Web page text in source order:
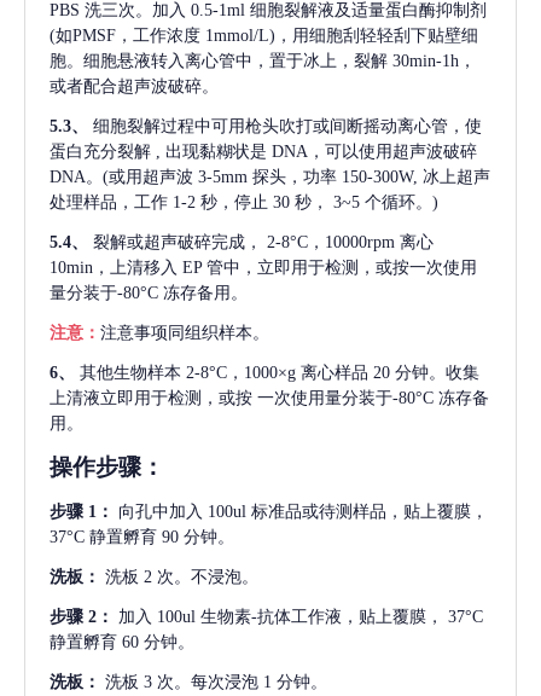
PBS 洗三次。加入 0.5-1ml 细胞裂解液及适量蛋白酶抑制剂
(如PMSF，工作浓度 1mmol/L)，用细胞刮轻轻刮下贴壁细
胞。细胞悬液转入离心管中，置于冰上，裂解 30min-1h，
或者配合超声波破碎。
5.3、
细胞裂解过程中可用枪头吹打或间断摇动离心管，使
蛋白充分裂解 , 出现黏糊状是 DNA，可以使用超声波破碎
DNA。(或用超声波 3-5mm 探头，功率 150-300W, 冰上超声
处理样品，工作 1-2 秒，停止 30 秒， 3~5 个循环。)
5.4、 裂解或超声破碎完成，
2-8°C，10000rpm 离心
10min，上清移入 EP 管中，立即用于检测，或按一次使用
量分装于-80°C 冻存备用。
注意： 注意事项同组织样本。
6、 其他生物样本 2-8°C，1000×g 离心样品 20 分钟。收集
上清液立即用于检测，或按 一次使用量分装于-80°C 冻存备
用。
操作步骤：
步骤 1： 向孔中加入 100ul 标准品或待测样品，贴上覆膜，
37°C 静置孵育 90 分钟。
洗板： 洗板 2 次。不浸泡。
步骤 2： 加入 100ul 生物素-抗体工作液，贴上覆膜， 37°C
静置孵育 60 分钟。
洗板： 洗板 3 次。每次浸泡 1 分钟。